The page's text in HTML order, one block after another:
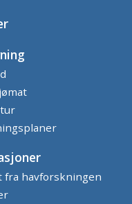
fra havforskningen